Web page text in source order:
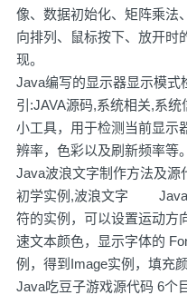
像、数据初始化、矩阵乘法
向排列、鼠标按下、放开时
现。
Java编写的显示器显示模式
引:JAVA源码,系统相关,
小工具，用于检测当前显示
辨率，色彩以及刷新频率等。
Java波浪文字制作方法及源
初学实例,波浪文字 Java
符的实例，可以设置运动方
速文本颜色，显示字体的
例，得到Image实例，填充
Java吃豆子游戏源代码 6个